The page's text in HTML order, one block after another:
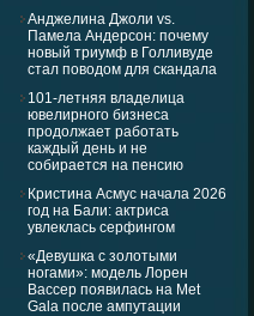
Анджелина Джоли vs.
Памела Андерсон: почему
новый триумф в Голливуде
стал поводом для скандала
101-летняя владелица
ювелирного бизнеса
продолжает работать
каждый день и не
собирается на пенсию
Кристина Асмус начала 2026
год на Бали: актриса
увлеклась серфингом
«Девушка с золотыми
ногами»: модель Лорен
Вассер появилась на Met
Gala после ампутации